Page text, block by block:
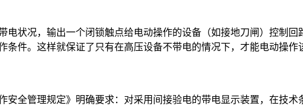
电状况，输出一个闭锁触点给电动操作的设备（如接地刀闸）控制
条件。这样就保证了只有在高压设备不带电的情况下，才能电动操作
安全管理规定》明确要求：对采用间接验电的带电显示装置，在技